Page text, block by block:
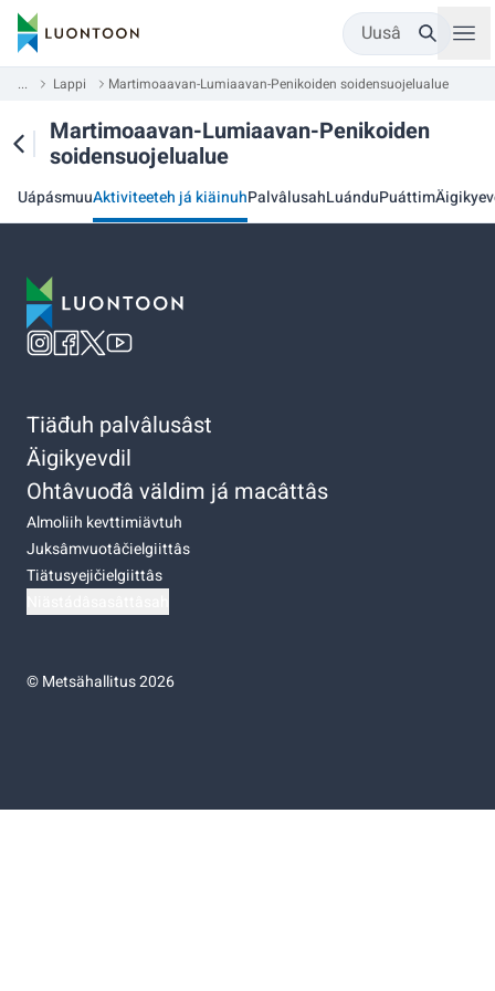
Uusâ
... Lappi Martimoaavan-Lumiaavan-Penikoiden soidensuojelualue
Martimoaavan-Lumiaavan-Penikoiden
soidensuojelualue
UápásmuuAktiviteeteh já kiäinuhPalvâlusahLuánduPuáttim
Tiäđuh palvâlusâst
Äigikyevdil
Ohtâvuođâ väldim já macâttâs
Almoliih kevttimiävtuh
Juksâmvuotâčielgiittâs
Tiätusyejičielgiittâs
©Metsähallitus 2026